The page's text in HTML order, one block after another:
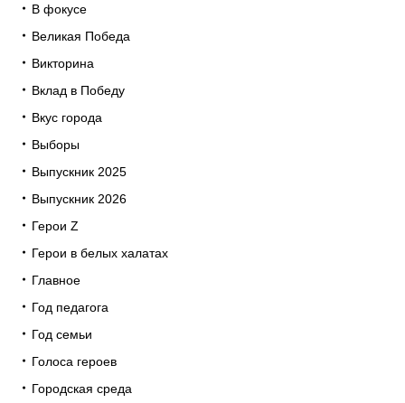
В фокусе
Великая Победа
Викторина
Вклад в Победу
Вкус города
Выборы
Выпускник 2025
Выпускник 2026
Герои Z
Герои в белых халатах
Главное
Год педагога
Год семьи
Голоса героев
Городская среда